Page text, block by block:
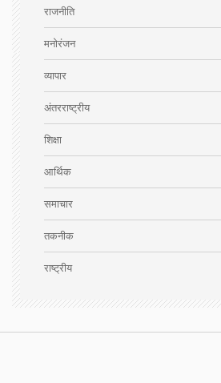
राजनीति
मनोरंजन
व्यापार
अंतरराष्ट्रीय
शिक्षा
आर्थिक
समाचार
तकनीक
राष्ट्रीय